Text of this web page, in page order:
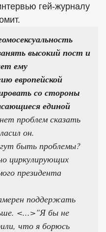
гей-журналу
высокий пост и
ему
европейской
со стороны
единой
проблем сказать
он.
быть проблемы?
циркулирующих
президента
поддержать
<...>"Я бы не
что я борюсь